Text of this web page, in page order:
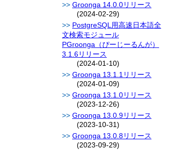
Groonga 14.0.0リリース
(2024-02-29)
PostgreSQL用高速日本語全
文検索モジュール
PGroonga（ぴーじーるんが）
3.1.6リリース
(2024-01-10)
Groonga 13.1.1リリース
(2024-01-09)
Groonga 13.1.0リリース
(2023-12-26)
Groonga 13.0.9リリース
(2023-10-31)
Groonga 13.0.8リリース
(2023-09-29)